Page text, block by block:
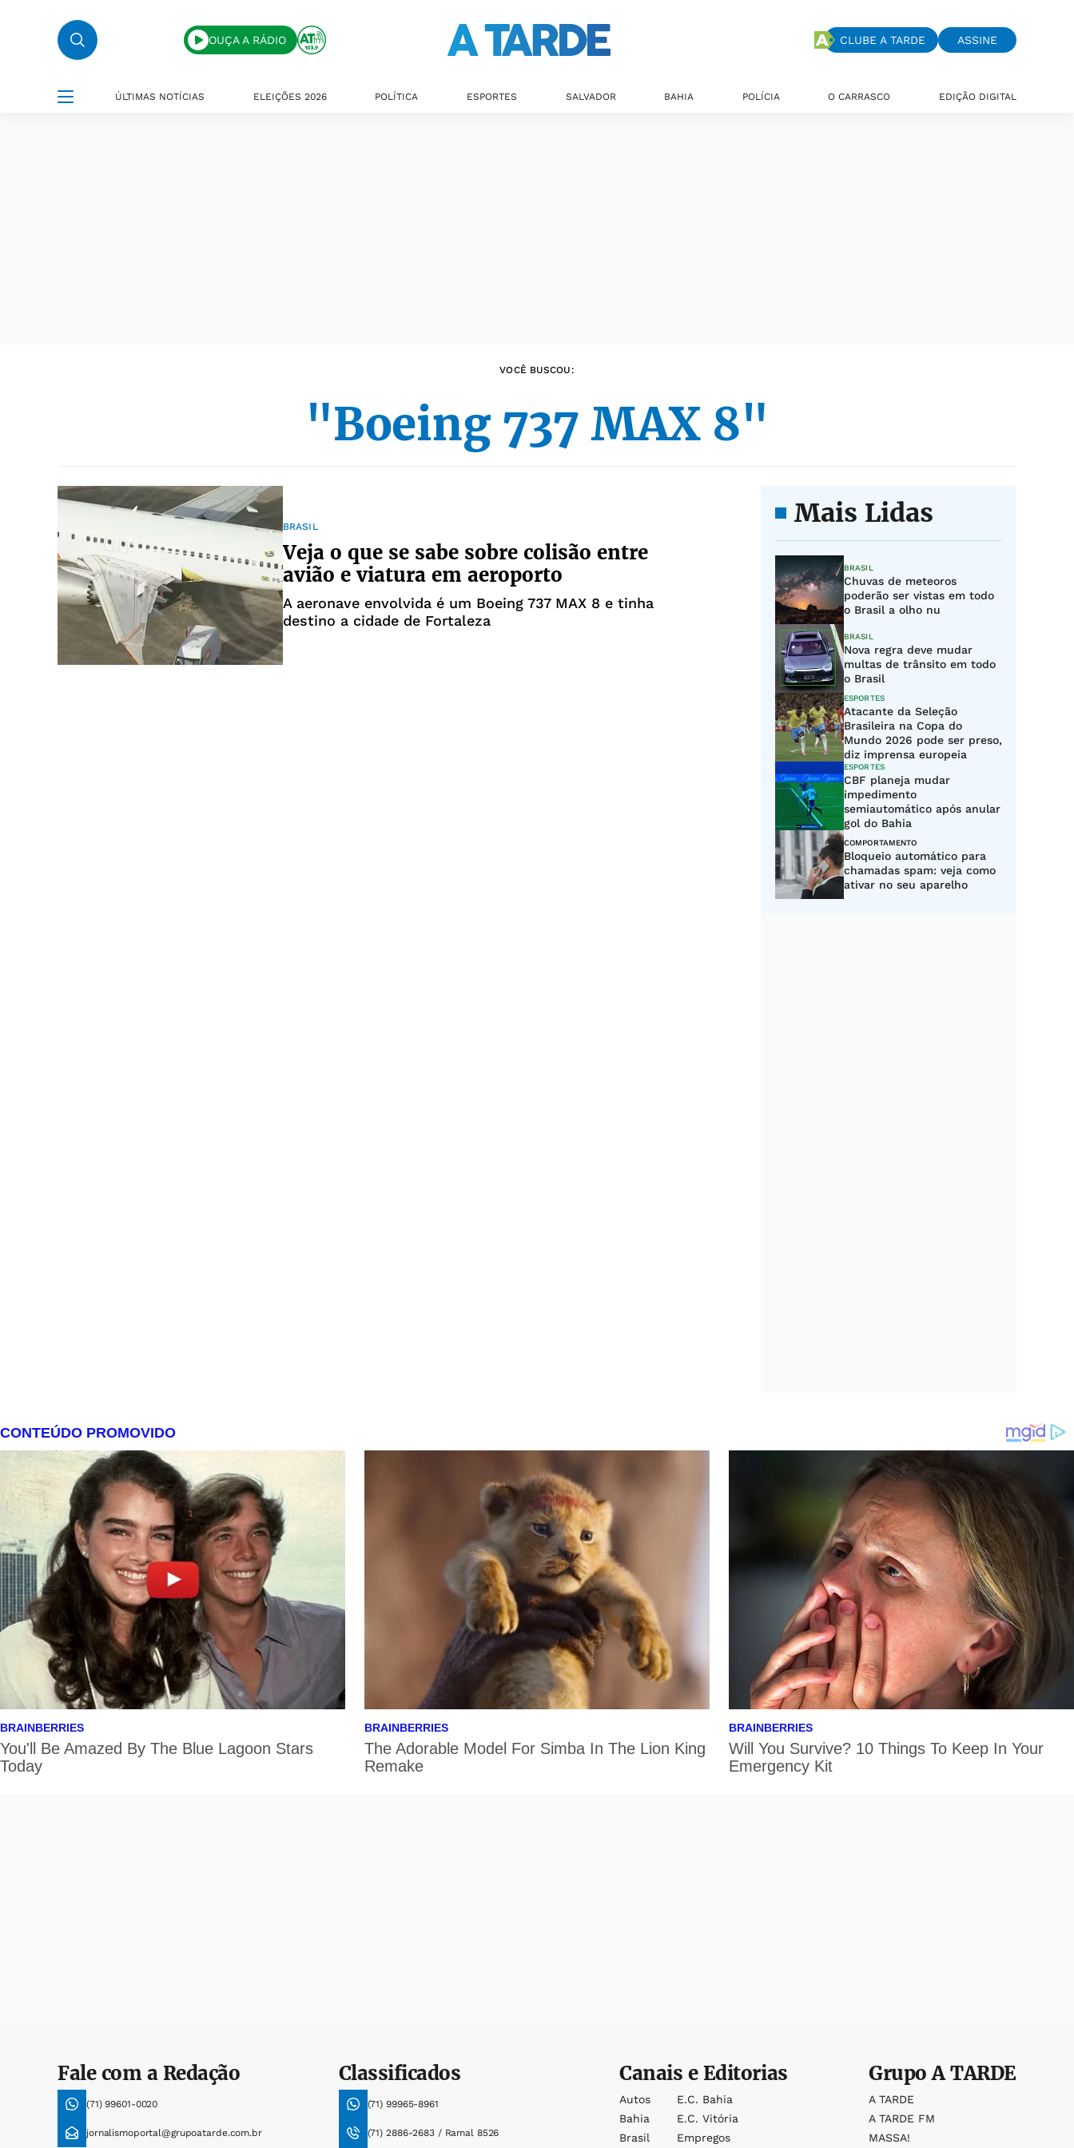
OUÇA A RÁDIO CLUBE A TARDE ASSINE
ÚLTIMAS NOTÍCIAS ELEIÇÕES 2026 POLÍTICA ESPORTES SALVADOR BAHIA POLÍCIA O CARRASCO EDIÇÃO DIGITAL
VOCÊ BUSCOU:
"Boeing 737 MAX 8"
BRASIL
Veja o que se sabe sobre colisão entre
avião e viatura em aeroporto
A aeronave envolvida é um Boeing 737 MAX 8 e tinha
destino a cidade de Fortaleza
Mais Lidas
BRASIL
Chuvas de meteoros
poderão ser vistas em todo
o Brasil a olho nu
BRASIL
Nova regra deve mudar
multas de trânsito em todo
o Brasil
ESPORTES
Atacante da Seleção
Brasileira na Copa do
Mundo 2026 pode ser preso,
diz imprensa europeia
ESPORTES
CBF planeja mudar
impedimento
semiautomático após anular
gol do Bahia
COMPORTAMENTO
Bloqueio automático para
chamadas spam: veja como
ativar no seu aparelho
Fale com a Redação
(71) 99601-0020
jornalismoportal@grupoatarde.com.br
Classificados
(71) 99965-8961
(71) 2886-2683 / Ramal 8526
Canais e Editorias
Autos
Bahia
Brasil
E.c. Bahia
E.c. Vitória
Empregos
GrupoA TARDE
A TARDE
A TARDE FM
MASSA!